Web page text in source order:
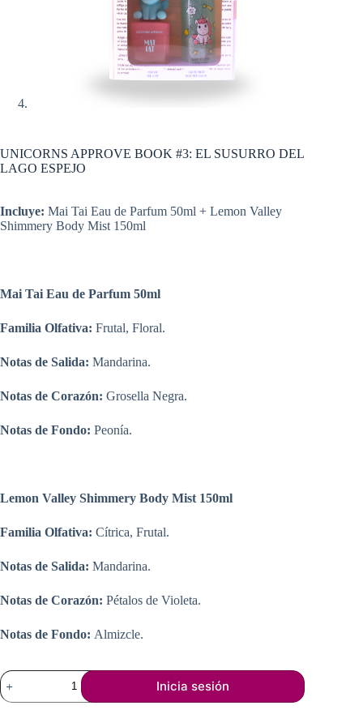
UNICORNS APPROVE BOOK #3: EL SUSURRO DEL
LAGO ESPEJO
Incluye: Mai Tai Eau de Parfum 50ml + Lemon Valley
Shimmery Body Mist 150ml
Mai Tai Eau de Parfum 50ml
Familia Olfativa: Frutal, Floral.
Notas de Salida: Mandarina.
Notas de Corazón: Grosella Negra.
Notas de Fondo: Peonía.
Lemon Valley Shimmery Body Mist 150ml
Familia Olfativa: Cítrica, Frutal.
Notas de Salida: Mandarina.
Notas de Corazón: Pétalos de Violeta.
Notas de Fondo: Almizcle.
UNICORNS
APPROVE
BOOK
Inicia sesión